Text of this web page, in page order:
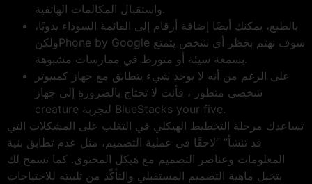
واستقبال المكالمات الهاتفية.
بالطبع، يمكنك أيضًا إضافة أرقام إلى القائمة السوداء يدويًا،
ولكنPhone by Google سوف نهتم بحظر أي شخص يتمتع
بسمعة سيئة أو متورط في ممارسات مشبوهة.
على الرغم من أنه لا يوجد شيء يتطابق مع جهاز كمبيوتر
شخصي متطور ، فأنت لا تحتاج بالضرورة إلى جهاز
creature لتجربة BlueStacks your five.
تساعدك مرحلة التخطيط الهيكلي في التغلب على المشكلات التي
قد تنشأ” “لاحقًا في عملية التصميم، مثل عدم تطابق بنية
المعلومات وعناصر التصميم مع هيكل المحتوى. كما تسمح لك
بتخيل ماهية التصميم المستقبلي والتأكّد من تلبيته للاحتياجات